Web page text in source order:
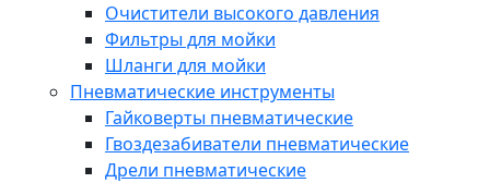
Очистители высокого давления
Фильтры для мойки
Шланги для мойки
Пневматические инструменты
Гайковерты пневматические
Гвоздезабиватели пневматические
Дрели пневматические